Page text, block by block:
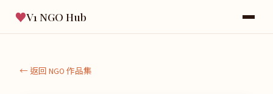
♥V1 NGO Hub
← 返回 NGO 作品集